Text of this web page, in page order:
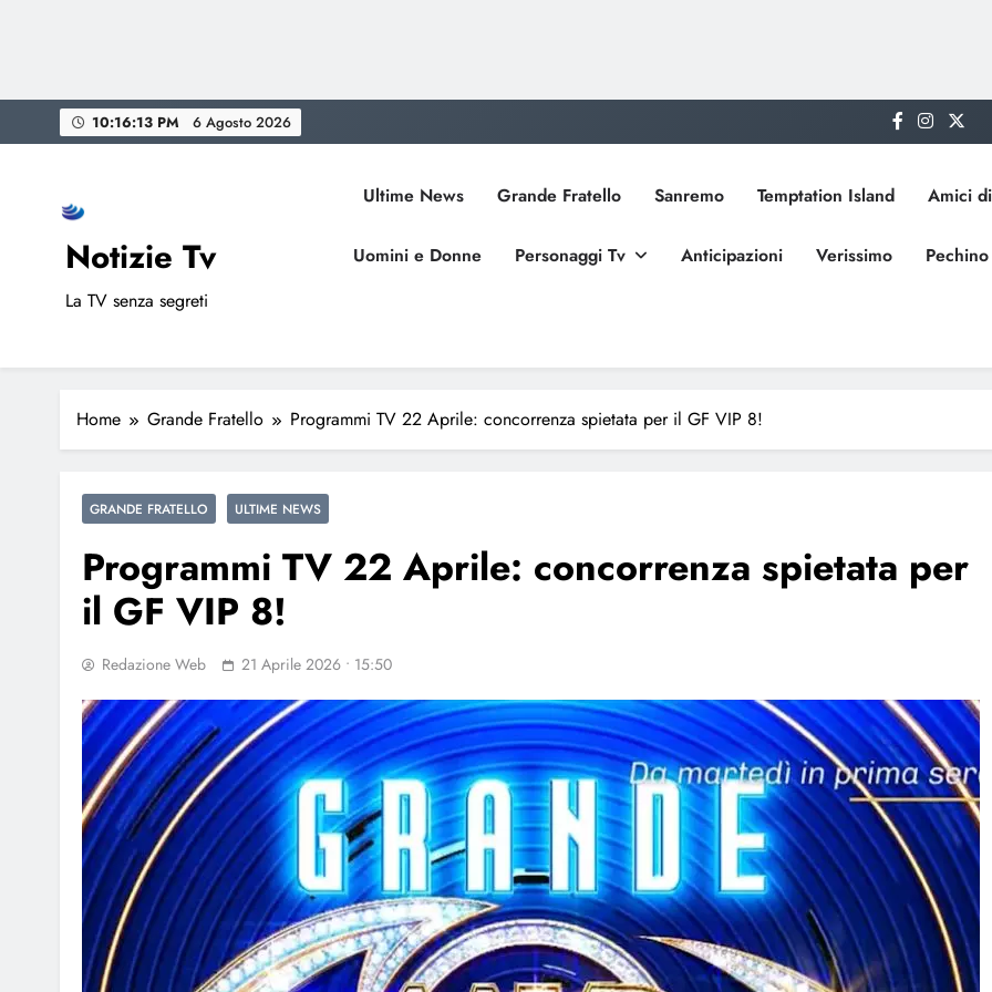
to
10:16:14 PM 6 Agosto 2026
Notizie Tv
La TV senza segreti
Ultime News Grande Fratello Sanremo Temptation Island Amici
Uomini e Donne Personaggi Tv Anticipazioni Verissimo
Home Grande Fratello Programmi TV 22 Aprile: concorrenza spietata per il GF VIP 8!
GRANDE FRATELLO ULTIME NEWS
Programmi TV 22 Aprile: concorrenza spietata per
il GF VIP 8!
Redazione Web 21 Aprile 2026 • 15:50